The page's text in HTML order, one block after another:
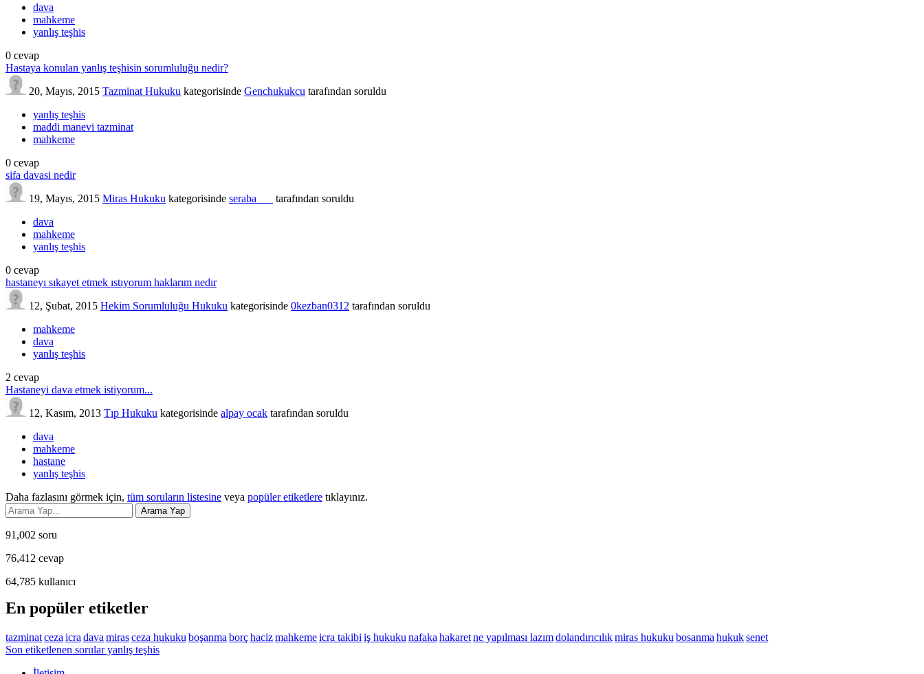
dava
mahkeme
yanlış teşhis
0 cevap
Hastaya konulan yanlış teşhisin sorumluluğu nedir?
20, Mayıs, 2015 Tazminat Hukuku kategorisinde Genchukukcu tarafından soruldu
yanlış teşhis
maddi manevi tazminat
mahkeme
0 cevap
sifa davasi nedir
19, Mayıs, 2015 Miras Hukuku kategorisinde seraba___ tarafından soruldu
dava
mahkeme
yanlış teşhis
0 cevap
hastaneyı sıkayet etmek ıstıyorum haklarım nedır
12, Şubat, 2015 Hekim Sorumluluğu Hukuku kategorisinde 0kezban0312 tarafından soruldu
mahkeme
dava
yanlış teşhis
2 cevap
Hastaneyi dava etmek istiyorum...
12, Kasım, 2013 Tıp Hukuku kategorisinde alpay ocak tarafından soruldu
dava
mahkeme
hastane
yanlış teşhis
Daha fazlasını görmek için, tüm soruların listesine veya popüler etiketlere tıklayınız.
91,002 soru
76,412 cevap
64,785 kullanıcı
En popüler etiketler
tazminatceza icra dava mirasceza hukuku boşanma borçhacizmahkemeicra takibi iş hukuku nafaka hakaretne yapılması lazımdolandırıcılıkmiras hukuku bosanma hukuksenet
Son etiketlenen sorular yanlış teşhis